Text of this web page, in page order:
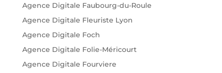
Agence Digitale Faubourg-du-Roule
Agence Digitale Fleuriste Lyon
Agence Digitale Foch
Agence Digitale Folie-Méricourt
Agence Digitale Fourviere